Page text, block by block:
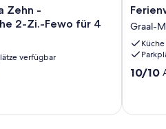
Zehn -
2-Zi.-Fewo für 4
verfügbar
Graal-
Müritz
Graal-
Küche
10.0
10/10